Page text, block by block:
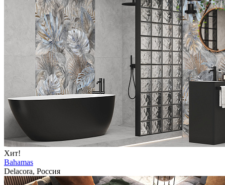
Хит!
Bahamas
Delacora, Россия